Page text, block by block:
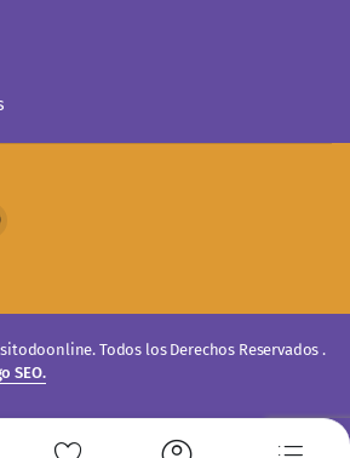
Todos los Derechos Reservados .
SEO.